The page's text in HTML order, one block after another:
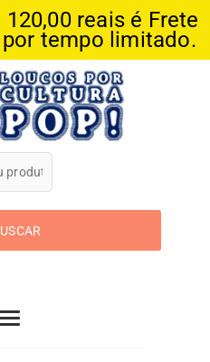
reais é Frete
tempo limitado.
Por
Pop